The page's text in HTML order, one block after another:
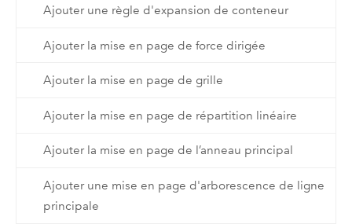
Ajouter une règle d'expansion de conteneur
Ajouter la mise en page de force dirigée
Ajouter la mise en page de grille
Ajouter la mise en page de répartition linéaire
Ajouter la mise en page de l’anneau principal
Ajouter une mise en page d'arborescence de ligne
principale